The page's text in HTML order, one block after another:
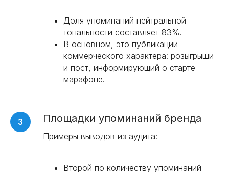
Доля упоминаний нейтральной
тональности составляет 83%.
В основном, это публикации
коммерческого характера: розыгрыши
и пост, информирующий о старте
марафоне.
Площадки упоминаний бренда
Примеры выводов из аудита:
Второй по количеству упоминаний